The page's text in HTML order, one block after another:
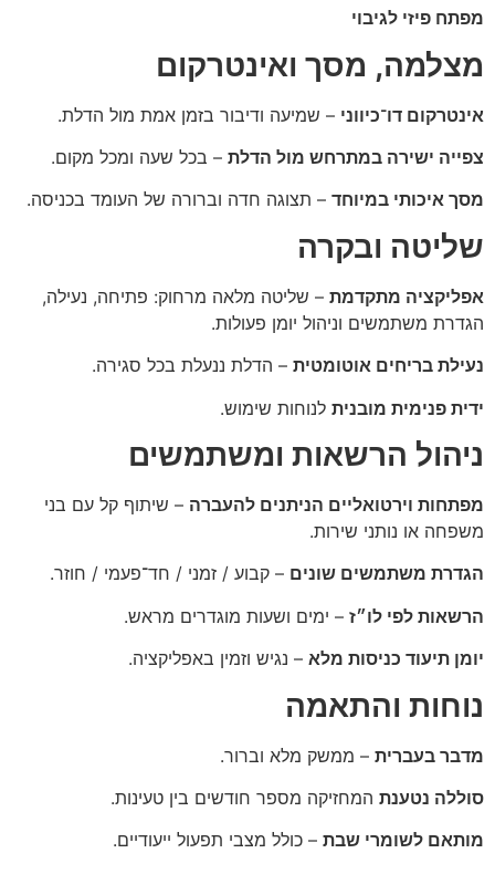
מפתח פיזי לגיבוי
מצלמה, מסך ואינטרקום
אינטרקום דו־כיווני – שמיעה ודיבור בזמן אמת מול הדלת.
צפייה ישירה במתרחש מול הדלת – בכל שעה ומכל מקום.
מסך איכותי במיוחד – תצוגה חדה וברורה של העומד בכניסה.
שליטה ובקרה
אפליקציה מתקדמת – שליטה מלאה מרחוק: פתיחה, נעילה,
הגדרת משתמשים וניהול יומן פעולות.
נעילת בריחים אוטומטית – הדלת ננעלת בכל סגירה.
ידית פנימית מובנית לנוחות שימוש.
ניהול הרשאות ומשתמשים
מפתחות וירטואליים הניתנים להעברה – שיתוף קל עם בני
משפחה או נותני שירות.
הגדרת משתמשים שונים – קבוע / זמני / חד־פעמי / חוזר.
הרשאות לפי לו״ז – ימים ושעות מוגדרים מראש.
יומן תיעוד כניסות מלא – נגיש וזמין באפליקציה.
נוחות והתאמה
מדבר בעברית – ממשק מלא וברור.
סוללה נטענת המחזיקה מספר חודשים בין טעינות.
מותאם לשומרי שבת – כולל מצבי תפעול ייעודיים.